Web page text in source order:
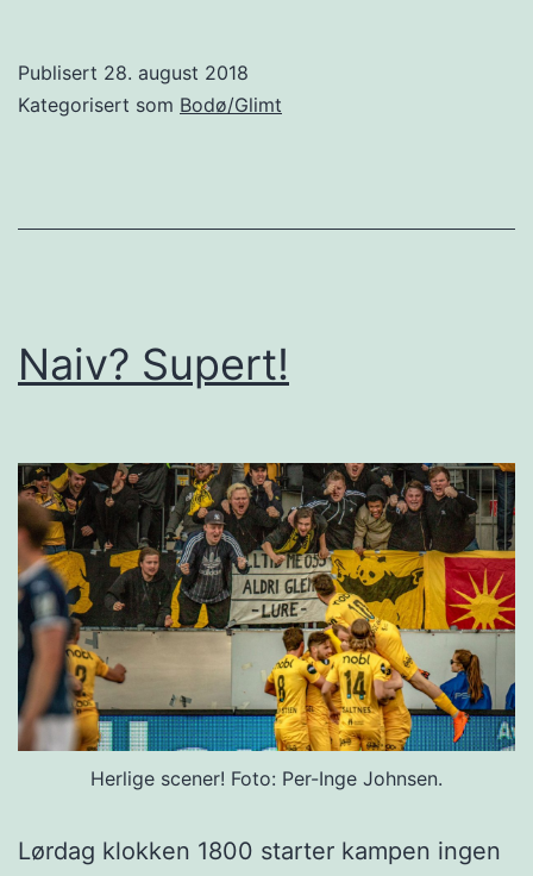
gul
de
håper
10
mill.
fra
Hayes.
Publisert 28. august 2018
Kategorisert som Bodø/Glimt
Naiv? Supert!
Herlige scener! Foto: Per-Inge Johnsen.
Lørdag klokken 1800 starter kampen ingen